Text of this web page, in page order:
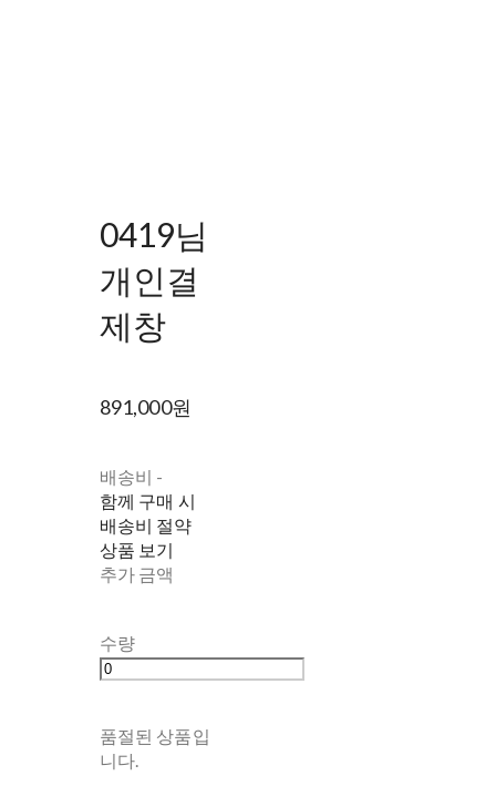
0419님
개인결
제창
891,000원
배송비 -
함께 구매 시
배송비 절약
상품 보기
추가 금액
수량
품절된 상품입
니다.